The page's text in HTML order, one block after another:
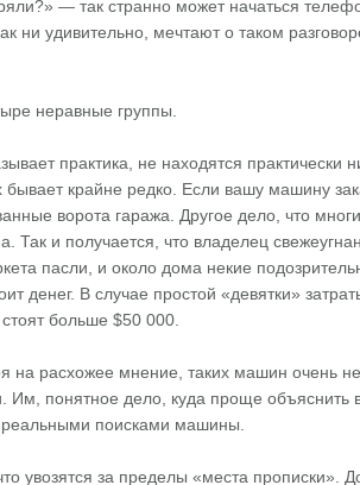
— так странно может начаться
ни удивительно, мечтают о таком
неравные группы.
практика, не находятся практически
бывает крайне редко. Если вашу машину
ворота гаража. Другое дело, что
Так и получается, что владелец
пасли, и около дома некие
денег. В случае простой «девятки»
больше $50 000.
на расхожее мнение, таких машин очень
понятное дело, куда проще объяснить
реальными поисками машины.
увозятся за пределы «места прописки».